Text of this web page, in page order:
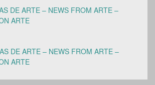
DE ARTE – NEWS FROM ARTE –
ARTE
DE ARTE – NEWS FROM ARTE –
ARTE